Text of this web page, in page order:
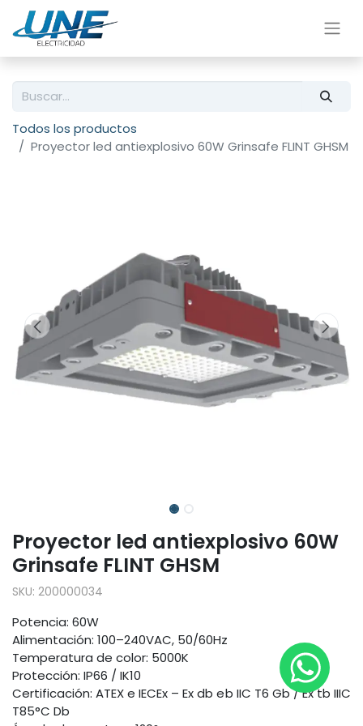
Todos los productos
Proyector led antiexplosivo 60W Grinsafe FLINT GHSM
Proyector led antiexplosivo 60W
Grinsafe FLINT GHSM
SKU: 200000034
Potencia: 60W
Alimentación: 100–240VAC, 50/60Hz
Temperatura de color: 5000K
Protección: IP66 / IK10
Certificación: ATEX e IECEx – Ex db eb IIC T6 Gb / Ex tb IIIC
T85°C Db